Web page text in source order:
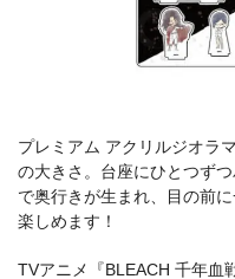
プレミアム アクリルジオラ
の大きさ。台座にひとつず
で奥行きが生まれ、目の前
楽しめます！
TVアニメ『BLEACH 千年血